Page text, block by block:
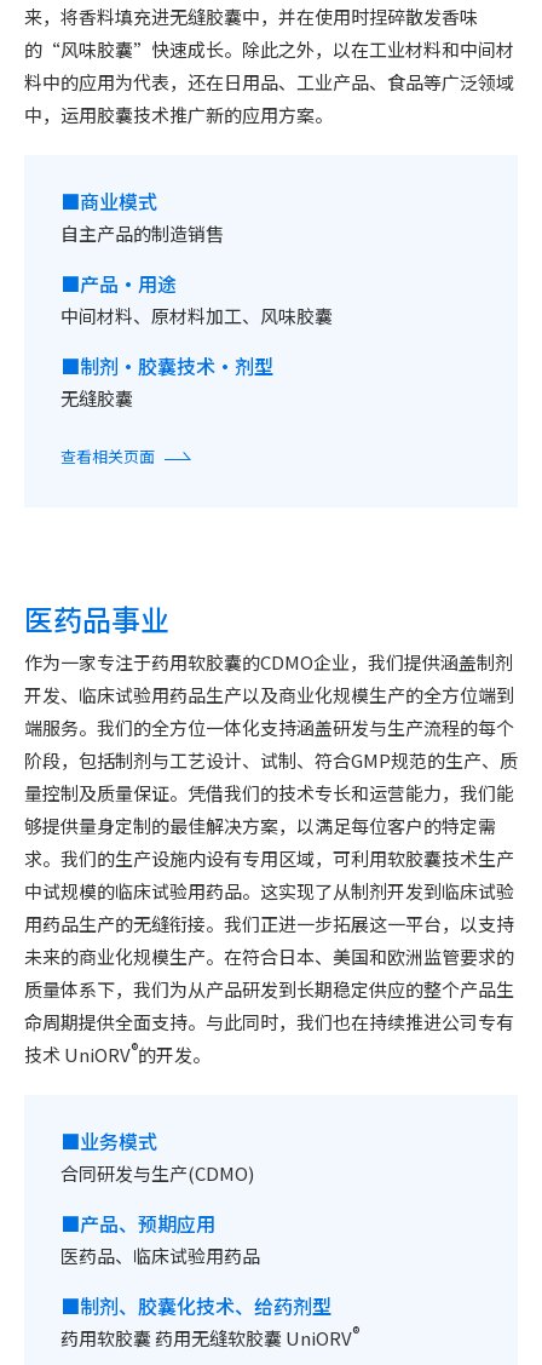
来，将香料填充进无缝胶囊中，并在使用时捏碎散发香味
的“风味胶囊”快速成长。除此之外，以在工业材料和中间材
料中的应用为代表，还在日用品、工业产品、食品等广泛领域
中，运用胶囊技术推广新的应用方案。
■商业模式
自主产品的制造销售
■产品・用途
中间材料、原材料加工、风味胶囊
■制剂・胶囊技术・剂型
无缝胶囊
查看相关页面
医药品事业
作为一家专注于药用软胶囊的CDMO企业，我们提供涵盖制剂
开发、临床试验用药品生产以及商业化规模生产的全方位端到
端服务。我们的全方位一体化支持涵盖研发与生产流程的每个
阶段，包括制剂与工艺设计、试制、符合GMP规范的生产、质
量控制及质量保证。凭借我们的技术专长和运营能力，我们能
够提供量身定制的最佳解决方案，以满足每位客户的特定需
求。我们的生产设施内设有专用区域，可利用软胶囊技术生产
中试规模的临床试验用药品。这实现了从制剂开发到临床试验
用药品生产的无缝衔接。我们正进一步拓展这一平台，以支持
未来的商业化规模生产。在符合日本、美国和欧洲监管要求的
质量体系下，我们为从产品研发到长期稳定供应的整个产品生
命周期提供全面支持。与此同时，我们也在持续推进公司专有
技术 UniORV®的开发。
■业务模式
合同研发与生产(CDMO)
■产品、预期应用
医药品、临床试验用药品
■制剂、胶囊化技术、给药剂型
药用软胶囊 药用无缝软胶囊 UniORV®